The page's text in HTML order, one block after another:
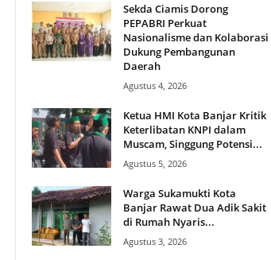
Sekda Ciamis Dorong
PEPABRI Perkuat
Nasionalisme dan Kolaborasi
Dukung Pembangunan
Daerah
Agustus 4, 2026
Ketua HMI Kota Banjar Kritik
Keterlibatan KNPI dalam
Muscam, Singgung Potensi...
Agustus 5, 2026
Warga Sukamukti Kota
Banjar Rawat Dua Adik Sakit
di Rumah Nyaris...
Agustus 3, 2026